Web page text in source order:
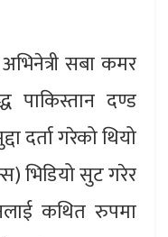
सबा कमर
पाकिस्तान दण्ड
दर्ता गरेको थियो
भिडियो सुट गरेर
कथित रुपमा